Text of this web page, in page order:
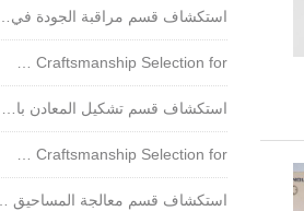
استكشاف قسم مراقبة الجودة في…
Craftsmanship Selection for …
استكشاف قسم تشكيل المعادن با…
Craftsmanship Selection for …
استكشاف قسم معالجة المساحيق …